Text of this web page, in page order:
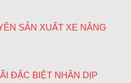
SẢN XUẤT XE NÂNG
ĐẶC BIỆT NHÂN DỊP